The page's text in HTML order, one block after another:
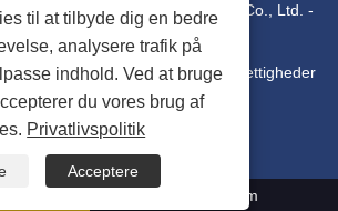
Shouke Yuantuo Technology Co., Ltd. -
IT-rackskab - Alle rettigheder
forbeholdes
til at tilbyde dig en bedre
analysere trafik på
indhold. Ved at bruge
du vores brug af
Privatlivspolitik
Acceptere
Wendy@hbskyt.com